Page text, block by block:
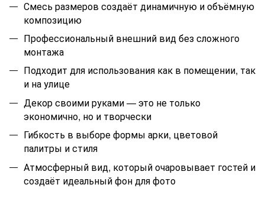
Смесь размеров создаёт динамичную и объёмную
композицию
Профессиональный внешний вид без сложного
монтажа
Подходит для использования как в помещении, так
и на улице
Декор своими руками — это не только
экономично, но и творчески
Гибкость в выборе формы арки, цветовой
палитры и стиля
Атмосферный вид, который очаровывает гостей и
создаёт идеальный фон для фото